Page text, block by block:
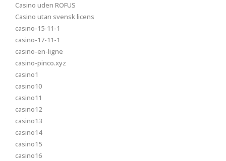
Casino uden ROFUS
Casino utan svensk licens
casino-15-11-1
casino-17-11-1
casino-en-ligne
casino-pinco.xyz
casino1
casino10
casino11
casino12
casino13
casino14
casino15
casino16